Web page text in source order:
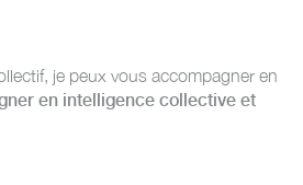
je peux vous accompagner en
en intelligence collective et